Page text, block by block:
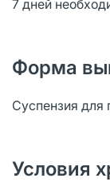
7 дней
Форма
Суспензия для
Условия